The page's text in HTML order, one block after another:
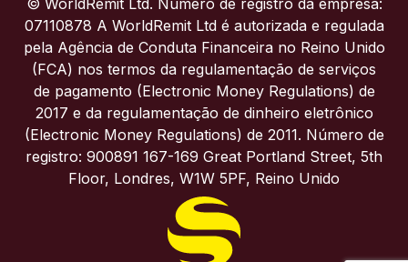
Itália
Portugal
Reino Unido
© WorldRemit Ltd. Número de registro da empresa:
07110878 A WorldRemit Ltd é autorizada e regulada
pela Agência de Conduta Financeira no Reino Unido
(FCA) nos termos da regulamentação de serviços
de pagamento (Electronic Money Regulations) de
2017 e da regulamentação de dinheiro eletrônico
(Electronic Money Regulations) de 2011. Número de
registro: 900891 167-169 Great Portland Street, 5th
Floor, Londres, W1W 5PF, Reino Unido